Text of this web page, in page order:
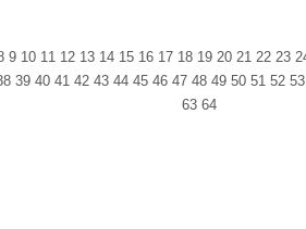
9 10 11 12 13 14 15 16 17 18 19 20 21 22 23
39 40 41 42 43 44 45 46 47 48 49 50 51 52 53
63 64